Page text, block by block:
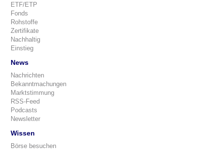
ETF/ETP
Fonds
Rohstoffe
Zertifikate
Nachhaltig
Einstieg
News
Nachrichten
Bekanntmachungen
Marktstimmung
RSS-Feed
Podcasts
Newsletter
Wissen
Börse besuchen